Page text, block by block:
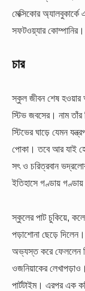
মেক্সিকোর
সফটওয়্যার কোম্পানির।
চার
স্কুল জীবন শেষ হওয়ার
স্টিভ জবসের। নাম তাঁর
স্টিভের ঘাড়ে যেমন
পোকা। তবে আর যাই
সৎ ও চরিত্রবান
ইতিহাসে গণ্ডায় গণ্ডায়
স্কুলের পাট চুকিয়ে,
পড়াশোনা ছেড়ে
অভ্যস্ত করে ফেললেন
ওজনিয়াকের
পার্টটাইম। এরপর এক